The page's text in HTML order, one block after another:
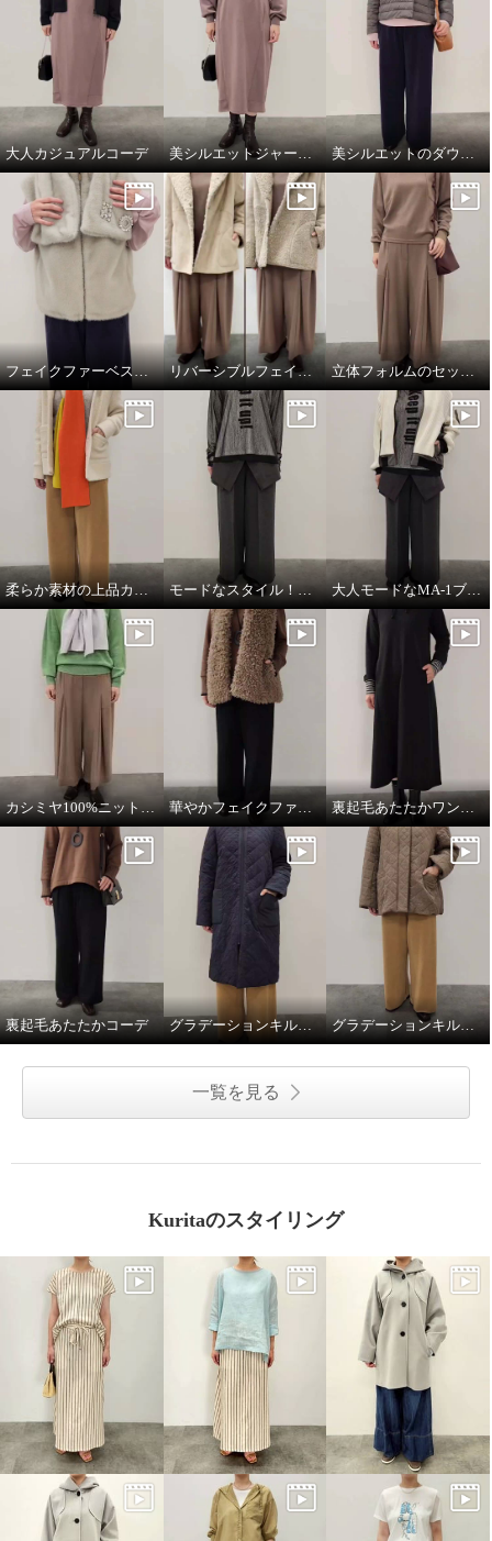
ゼラールスポーツ しなやかデニ
ム使用！ ヨークデザイン スタン
ドネックコート
ブラック
ゼラールスポーツ コットンツイ
ル パネル切替 スカート風パンツ
ブラック
¥0
大人カジュアルコーデ 美シルエットジャージーワンピース 美シルエットのダウンジャケット
フェイクファーベスト&マフラー リバーシブルフェイクムートンコート 立体フォルムのセットアップコーデ
柔らか素材の上品カジュアルスタイル モードなスタイル！ワントーンコーデ 大人モードなMA-1ブルゾン
カシミヤ100%ニットマフラー
裏起毛あたたかコーデ グラデーションキルトロングコート グラデーションキルトミドル丈コート
一覧を見る
Kuritaのスタイリング